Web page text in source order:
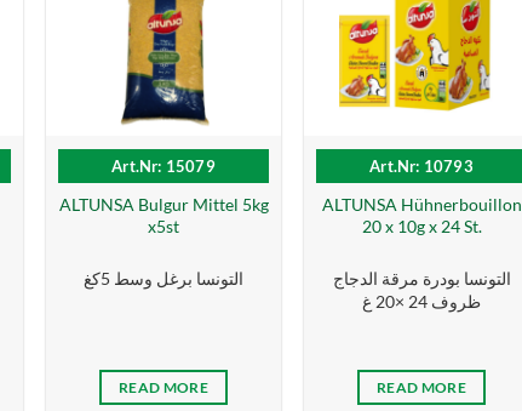
Art.Nr: 15079
ALTUNSA Bulgur Mittel 5kg
x5st
التونسا برغل وسط 5كغ
READ MORE
Art.Nr: 10793
ALTUNSA Hühnerbouillon
20 x 10g x 24 St.
التونسا بودرة مرقة الدجاج
ظروف 24 ×20 غ
READ MORE